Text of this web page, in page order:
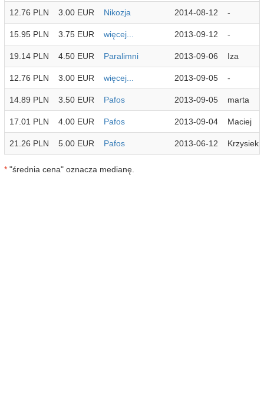
12.76 PLN 3.00 EUR Nikozja 2014-08-12 -
15.95 PLN 3.75 EUR więcej... 2013-09-12 -
19.14 PLN 4.50 EUR Paralimni 2013-09-06 Iza
12.76 PLN 3.00 EUR więcej... 2013-09-05 -
14.89 PLN 3.50 EUR Pafos 2013-09-05 marta
17.01 PLN 4.00 EUR Pafos 2013-09-04 Maciej
21.26 PLN 5.00 EUR Pafos 2013-06-12 Krzysiek
* "średnia cena" oznacza medianę.